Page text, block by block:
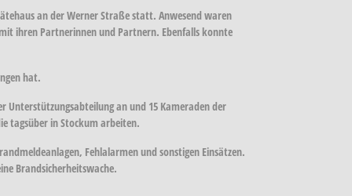
an der Werner Straße statt. Anwesend waren
ihren Partnerinnen und Partnern. Ebenfalls konnte
hat.
Unterstützungsabteilung an und 15 Kameraden der
tagsüber in Stockum arbeiten.
Fehlalarmen und sonstigen Einsätzen.
Brandsicherheitswache.